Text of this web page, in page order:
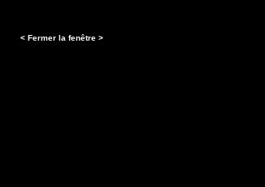
< Fermer la fenêtre >